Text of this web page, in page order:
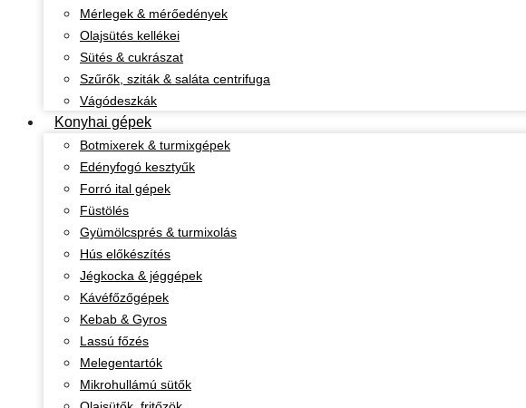
Mérlegek & mérőedények
Olajsütés kellékei
Sütés & cukrászat
Szűrők, sziták & saláta centrifuga
Vágódeszkák
Konyhai gépek
Botmixerek & turmixgépek
Edényfogó kesztyűk
Forró ital gépek
Füstölés
Gyümölcsprés & turmixolás
Hús előkészítés
Jégkocka & jéggépek
Kávéfőzőgépek
Kebab & Gyros
Lassú főzés
Melegentartók
Mikrohullámú sütők